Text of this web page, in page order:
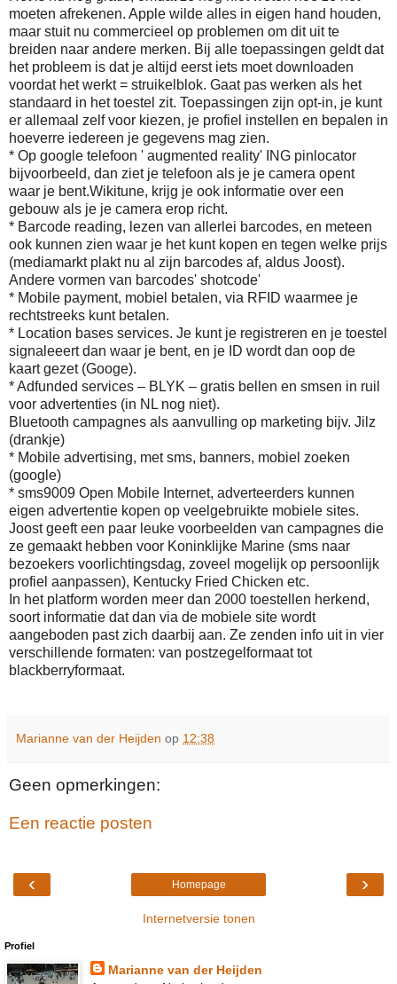
moeten afrekenen. Apple wilde alles in eigen hand houden,
maar stuit nu commercieel op problemen om dit uit te
breiden naar andere merken. Bij alle toepassingen geldt dat
het probleem is dat je altijd eerst iets moet downloaden
voordat het werkt = struikelblok. Gaat pas werken als het
standaard in het toestel zit. Toepassingen zijn opt-in, je kunt
er allemaal zelf voor kiezen, je profiel instellen en bepalen in
hoeverre iedereen je gegevens mag zien.
* Op google telefoon ' augmented reality' ING pinlocator
bijvoorbeeld, dan ziet je telefoon als je je camera opent
waar je bent.Wikitune, krijg je ook informatie over een
gebouw als je je camera erop richt.
* Barcode reading, lezen van allerlei barcodes, en meteen
ook kunnen zien waar je het kunt kopen en tegen welke prijs
(mediamarkt plakt nu al zijn barcodes af, aldus Joost).
Andere vormen van barcodes' shotcode'
* Mobile payment, mobiel betalen, via RFID waarmee je
rechtstreeks kunt betalen.
* Location bases services. Je kunt je registreren en je toestel
signaleeert dan waar je bent, en je ID wordt dan oop de
kaart gezet (Googe).
* Adfunded services – BLYK – gratis bellen en smsen in ruil
voor advertenties (in NL nog niet).
Bluetooth campagnes als aanvulling op marketing bijv. Jilz
(drankje)
* Mobile advertising, met sms, banners, mobiel zoeken
(google)
* sms9009 Open Mobile Internet, adverteerders kunnen
eigen advertentie kopen op veelgebruikte mobiele sites.
Joost geeft een paar leuke voorbeelden van campagnes die
ze gemaakt hebben voor Koninklijke Marine (sms naar
bezoekers voorlichtingsdag, zoveel mogelijk op persoonlijk
profiel aanpassen), Kentucky Fried Chicken etc.
In het platform worden meer dan 2000 toestellen herkend,
soort informatie dat dan via de mobiele site wordt
aangeboden past zich daarbij aan. Ze zenden info uit in vier
verschillende formaten: van postzegelformaat tot
blackberryformaat.
Marianne van der Heijden op 12:38
Geen opmerkingen:
Een reactie posten
‹ ›
Homepage
Internetversie tonen
Profiel
Marianne van der Heijden